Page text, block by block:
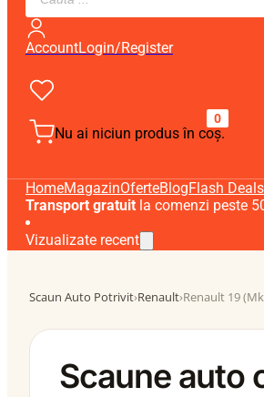
AccountLogin/Register
0
Nu ai niciun produs în coș.
HomeMagazinOferteBlogFlash Deals
Transport gratuit la comenzi peste
Vizualizate recent
Scaun Auto Potrivit›Renault›Renault 19
Scaune auto